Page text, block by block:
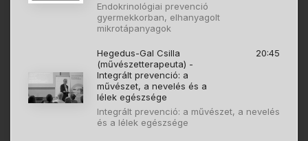
Endokrinológiai prevenció
gyermekkorban, elhanyagolt
mikrotápanyagok
Hegedus-Gal Csilla
(művészetterapeuta) -
Integrált prevenció: a
művészet, a nevelés és a
lélek egészsége
20:45
Integrált prevenció: a művészet, a nevelés
és a lélek egészsége